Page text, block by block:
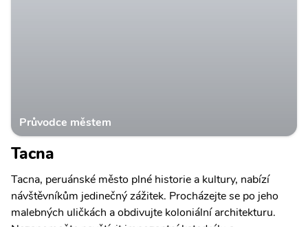
Průvodce městem
Tacna
Tacna, peruánské město plné historie a kultury, nabízí
návštěvníkům jedinečný zážitek. Procházejte se po jeho
malebných uličkách a obdivujte koloniální architekturu.